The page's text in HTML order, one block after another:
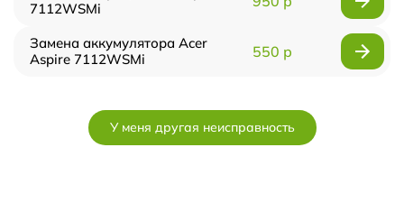
7112WSMi
Замена аккумулятора Acer
Aspire 7112WSMi
550 р
У меня другая неисправность